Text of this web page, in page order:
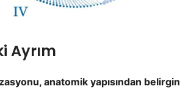
Ayrım
anatomik yapısından belirgin